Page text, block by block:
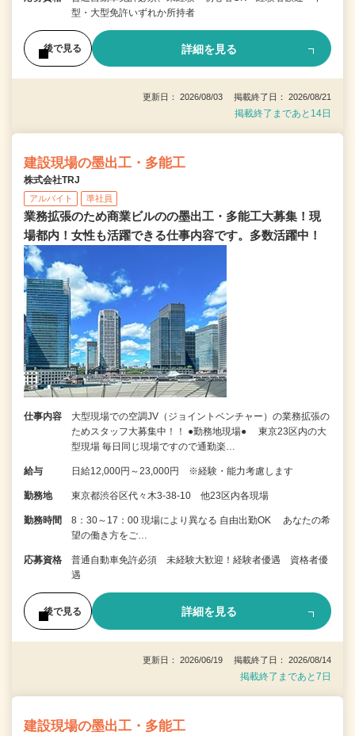
型・大型免許いずれか所持者
後で見る 詳細を見る
更新日： 2026/08/03 掲載終了日： 2026/08/21
掲載終了まであと14日
建設現場の墨出工・多能工
株式会社TRJ
アルバイト 準社員
業務拡張のため商業ビルのの墨出工・多能工大募集！現
場都内！女性も活躍できる仕事内容です。多数活躍中！
仕事内容
大型現場での空調JV（ジョイントベンチャー）の業務拡張の
ためスタッフ大募集中！！ ●勤務地現場● 東京23区内の大
型現場 毎日同じ現場ですので通勤楽…
給与 日給12,000円～23,000円 ※経験・能力考慮します
勤務地 東京都渋谷区代々木3-38-10 他23区内各現場
勤務時間
8：30～17：00 現場により異なる 自由出勤OK あなたの希
望の働き方をご…
応募資格
普通自動車免許必須 未経験大歓迎！経験者優遇 資格者優
遇
後で見る 詳細を見る
更新日： 2026/06/19 掲載終了日： 2026/08/14
掲載終了まであと7日
建設現場の墨出工・多能工